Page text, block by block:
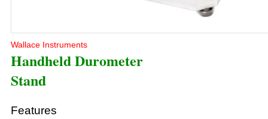
Wallace Instruments
Handheld Durometer
Stand
Features